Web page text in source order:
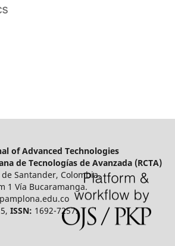
of Advanced Technologies
de Tecnologías de Avanzada (RCTA)
Santander, Colombia.
1 Vía Bucaramanga.
ISSN: 1692-7257.